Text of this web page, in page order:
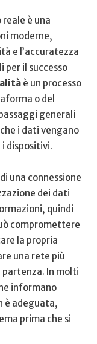
è una
moderne,
e l’accuratezza
il successo⁣
‌è un ‍processo
o del
⁢generali
i dati ⁤vengano
dispositivi.
una connessione
dei dati
⁢quindi
compromettere
la propria
una rete‍ più
partenza. In molti
informano
è‍ adeguata,
prima che si